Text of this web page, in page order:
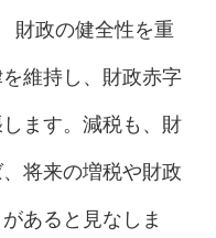
財政の健全性を重
維持し、財政赤字
ます。減税も、財
将来の増税や財政
あると見なしま